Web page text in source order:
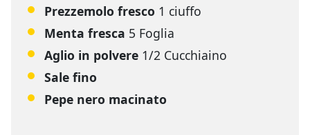
Prezzemolo fresco 1 ciuffo
Menta fresca 5 Foglia
Aglio in polvere 1/2 Cucchiaino
Sale fino
Pepe nero macinato